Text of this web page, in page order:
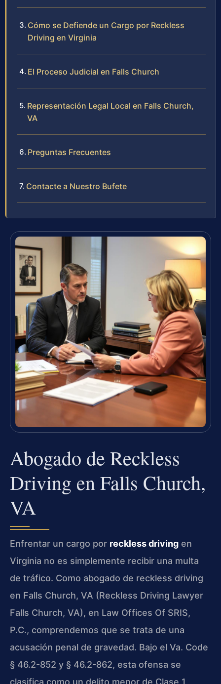
Cómo se Defiende un Cargo por Reckless
Driving en Virginia
El Proceso Judicial en Falls Church
Representación Legal Local en Falls Church,
VA
Preguntas Frecuentes
Contacte a Nuestro Bufete
Abogado de Reckless
Driving en Falls Church,
VA
Enfrentar un cargo por reckless driving en
Virginia no es simplemente recibir una multa
de tráfico. Como abogado de reckless driving
en Falls Church, VA (Reckless Driving Lawyer
Falls Church, VA), en Law Offices Of SRIS,
P.C., comprendemos que se trata de una
acusación penal de gravedad. Bajo el Va. Code
§ 46.2-852 y § 46.2-862, esta ofensa se
clasifica como un delito menor de Clase 1